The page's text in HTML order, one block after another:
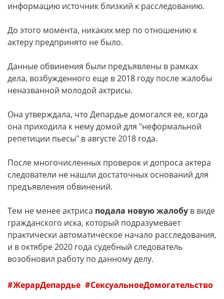
информацию источник близкий к расследованию.
До этого момента, никаких мер по отношению к
актеру предпринято не было.
Данные обвинения были предъявлены в рамках
дела, возбужденного еще в 2018 году после жалобы
неназванной молодой актрисы.
Она утверждала, что Депардье домогался ее, когда
она приходила к нему домой для "неформальной
репетиции пьесы" в августе 2018 года.
После многочисленных проверок и допроса актера
следователи не нашли достаточных оснований для
предъявления обвинений.
Тем не менее актриса подала новую жалобу в виде
гражданского иска, который подразумевает
практически автоматическое начало расследования,
и в октябре 2020 года судебный следователь
возобновил работу по данному делу.
ЖерарДепардье СексуальноеДомогательство